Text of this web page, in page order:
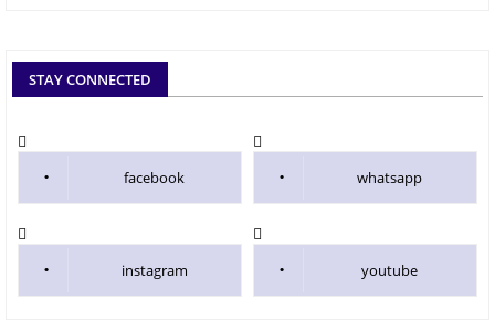
STAY CONNECTED
facebook whatsapp
instagram youtube